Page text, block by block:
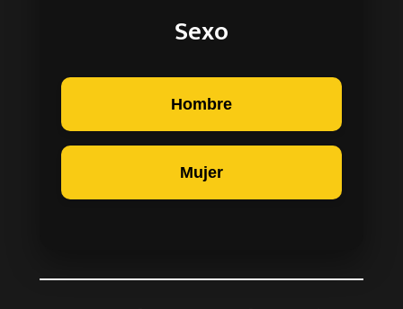
Sexo
Hombre
Mujer